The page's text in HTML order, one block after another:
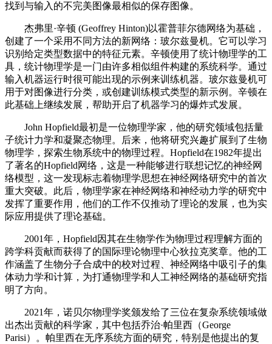
找到与输入的不完美图像最相似的保存图像。
杰弗里·辛顿 (Geoffrey Hinton)以霍普菲尔德网络为基础，
创建了一个采用不同方法的新网络：玻尔兹曼机。它可以学习
识别给定类型数据中的特征元素。辛顿使用了统计物理学的工
具，统计物理学是一门由许多相似组件构建的系统科学。通过
输入机器运行时很可能出现的示例来训练机器。玻尔兹曼机可
用于对图像进行分类，或创建训练模式类型的新示例。辛顿在
此基础上继续发展，帮助开启了机器学习的爆炸式发展。
John Hopfield最初是一位物理学家，他的研究领域包括量
子统计力学和凝聚态物理。后来，他将研究兴趣扩展到了生物
物理学，探索生物系统中的物理过程。Hopfield在1982年提出
了著名的Hopfield网络，这是一种能够进行联想记忆的神经网
络模型，这一发现标志着物理学思想在神经网络研究中的首次
重大突破。此后，物理学家在神经网络和神经动力学的研究中
发挥了重要作用，他们的工作不仅推动了理论的发展，也为实
际应用提供了理论基础。
2001年，Hopfield因其在生物学作为物理过程理解方面的
跨学科贡献而获得了的国际理论物理中心狄拉克奖章。他的工
作涵盖了生物分子合成中的校对过程、神经网络中吸引子的集
体动力学和计算，为打通物理学和人工神经网络的基础研究指
明了方向。
2021年，诺贝尔物理学奖颁发给了三位在复杂系统领域做
出杰出贡献的科学家，其中包括乔治·帕里西（George
Parisi）。帕里西在无序系统方面的研究，特别是他提出的复